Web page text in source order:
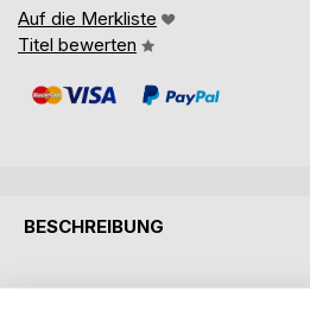
Auf die Merkliste
Titel bewerten
BESCHREIBUNG
Das dritte Buch der Reihe